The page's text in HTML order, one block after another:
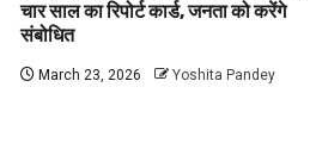
चार साल का रिपोर्ट कार्ड, जनता को करेंगे
संबोधित
March 23, 2026 Yoshita Pandey